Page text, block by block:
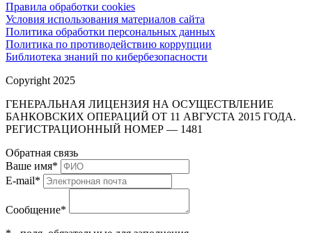
Правила обработки cookies
Условия использования материалов сайта
Политика обработки персональных данных
Политика по противодействию коррупции
Библиотека знаний по кибербезопасности
Copyright 2025
ГЕНЕРАЛЬНАЯ ЛИЦЕНЗИЯ НА ОСУЩЕСТВЛЕНИЕ
БАНКОВСКИХ ОПЕРАЦИЙ ОТ 11 АВГУСТА 2015 ГОДА.
РЕГИСТРАЦИОННЫЙ НОМЕР — 1481
Обратная связь
Ваше имя*
E-mail*
Сообщение*